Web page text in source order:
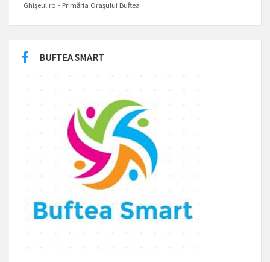
Ghișeul.ro - Primăria Orașului Buftea
BUFTEA SMART